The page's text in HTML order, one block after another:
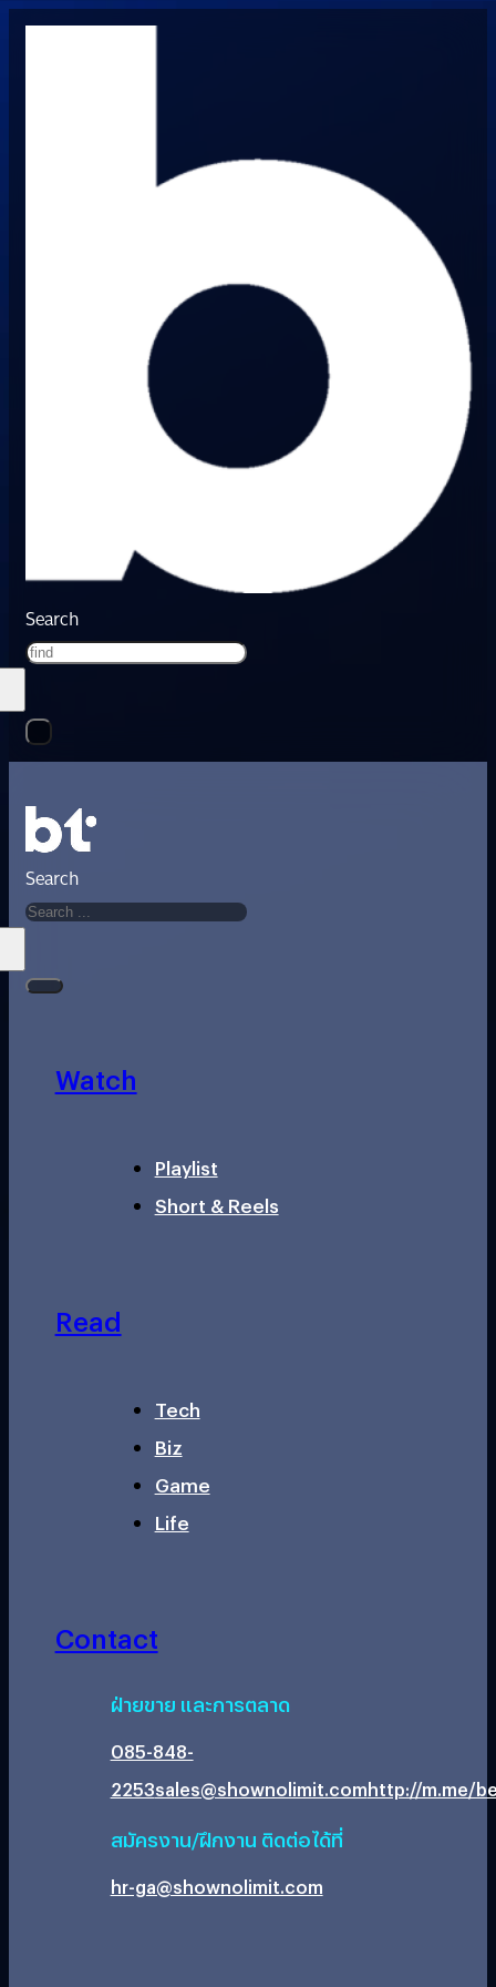
Search
Search
Watch
Playlist
Short & Reels
Read
Tech
Biz
Game
Life
Contact
ฝ่ายขาย และการตลาด
085-848-
2253sales@shownolimit.comhttp://m.me/
สมัครงาน/ฝึกงาน ติดต่อได้ที่
hr-ga@shownolimit.com